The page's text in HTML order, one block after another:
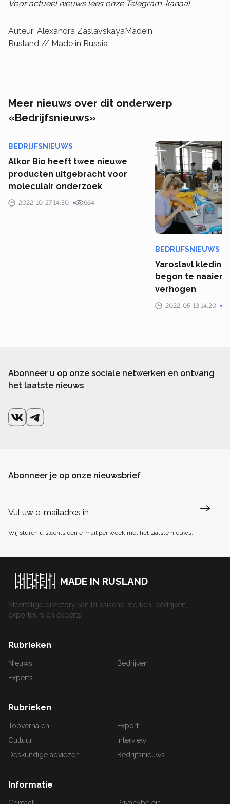
Voor actueel nieuws lees onze Telegram-kanaal
Auteur: Alexandra ZaslavskayaMadein
Rusland // Made in Russia
Meer nieuws over dit onderwerp
«Bedrijfsnieuws»
BEDRIJFSNIEUWS
Alkor Bio heeft twee nieuwe
producten uitgebracht voor
moleculair onderzoek
2022-10-27 14:50 664
BEDRIJFSNIEUWS
Yaroslavl
begon te naaien
verhogen
2022-05-13 14:20
Abonneer u op onze sociale netwerken en ontvang
het laatste nieuws
Abonneer je op onze nieuwsbrief
Wij sturen u slechts één e-mail per week met het laatste nieuws.
MADE IN RUSLAND
Meertalige directory van Russische merken, bedrijven,
exporteurs en experts.
Rubrieken
Nieuws
Bedrijven
Experts
Rubrieken
Topverhalen
Export
Cultuur
Interview
Deskundige adviezen
Bedrijfsnieuws
Informatie